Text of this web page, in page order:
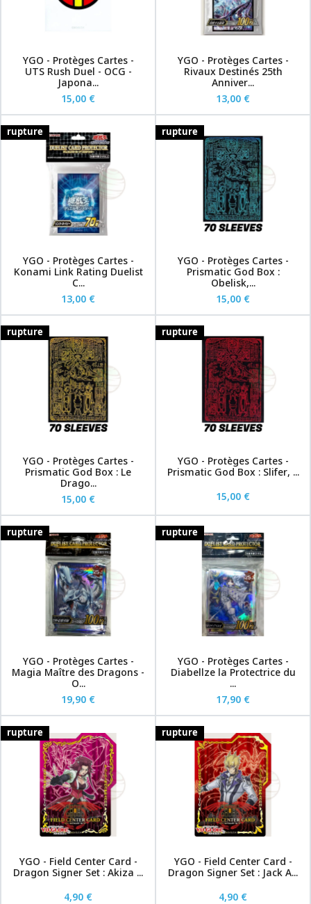
YGO - Protèges Cartes -
UTS Rush Duel - OCG -
Japona...
15,00 €
YGO - Protèges Cartes -
Rivaux Destinés 25th
Anniver...
13,00 €
rupture
YGO - Protèges Cartes -
Konami Link Rating Duelist
C...
13,00 €
rupture
YGO - Protèges Cartes -
Prismatic God Box :
Obelisk,...
15,00 €
rupture
YGO - Protèges Cartes -
Prismatic God Box : Le
Drago...
15,00 €
rupture
YGO - Protèges Cartes -
Prismatic God Box : Slifer, ...
15,00 €
rupture
YGO - Protèges Cartes -
Magia Maître des Dragons -
O...
19,90 €
rupture
YGO - Protèges Cartes -
Diabellze la Protectrice du
...
17,90 €
rupture
YGO - Field Center Card -
Dragon Signer Set : Akiza ...
4,90 €
rupture
YGO - Field Center Card -
Dragon Signer Set : Jack A...
4,90 €